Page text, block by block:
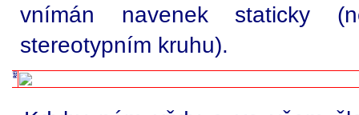
vnímán navenek staticky
stereotypním kruhu).